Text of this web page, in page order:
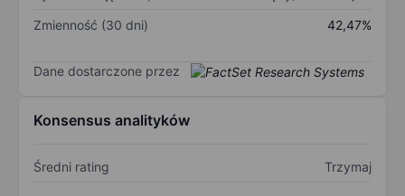
Zmienność (30 dni)
42,47%
Dane dostarczone przez
Konsensus analityków
Średni rating Trzymaj